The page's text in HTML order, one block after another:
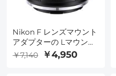
Nikon F レンズマウント
アダプターの Lマウント
カメラ
￥7,140 ￥4,950